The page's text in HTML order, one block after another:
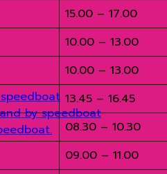
by speedboat
15.00 – 17.00
10.00 – 13.00
10.00 – 13.00
13.45 – 16.45
08.30 – 10.30
09.00 – 11.00